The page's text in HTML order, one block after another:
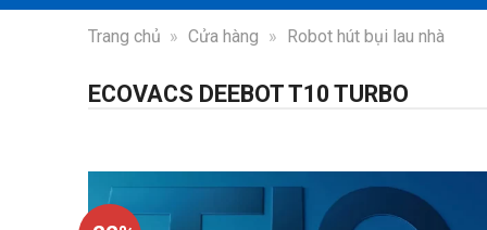
Trang chủ » Cửa hàng » Robot hút bụi lau nhà
ECOVACS DEEBOT T10 TURBO